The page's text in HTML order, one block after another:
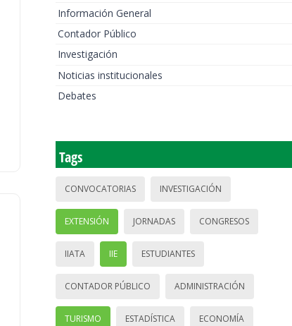
Información General
Contador Público
Investigación
Noticias institucionales
Debates
Tags
CONVOCATORIAS INVESTIGACIÓN
EXTENSIÓN JORNADAS CONGRESOS
IIATA IIE ESTUDIANTES
CONTADOR PÚBLICO ADMINISTRACIÓN
TURISMO ESTADÍSTICA ECONOMÍA